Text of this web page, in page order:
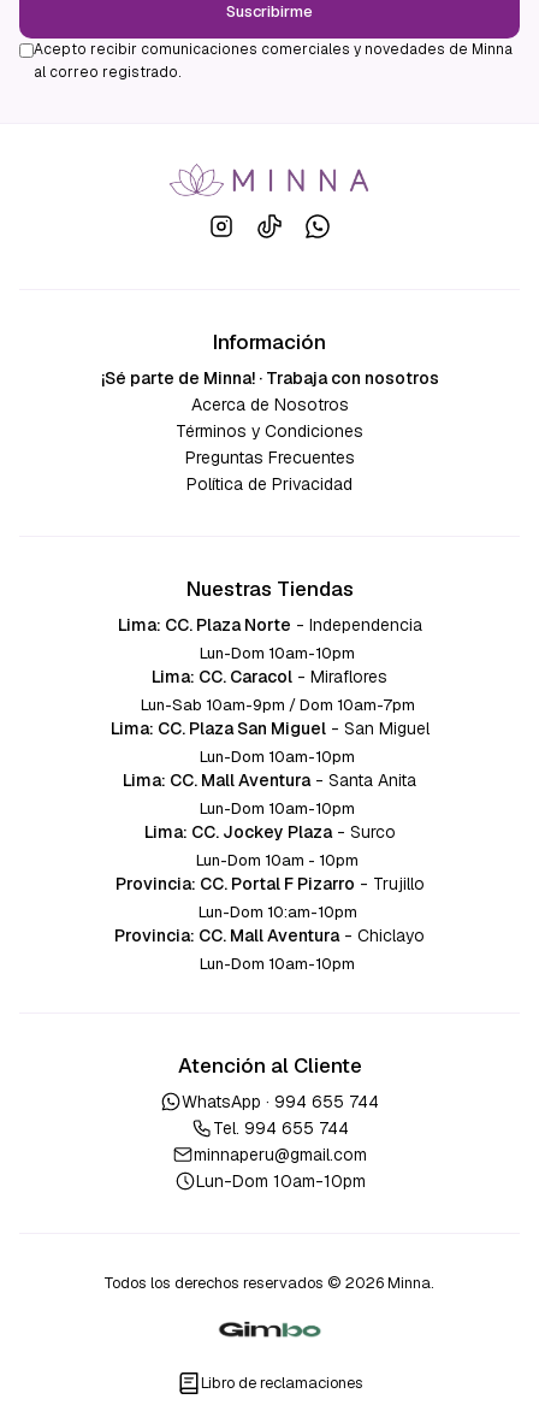
Suscribirme
Acepto recibir comunicaciones comerciales y novedades de Minna
al correo registrado.
Información
¡Sé parte de Minna! · Trabaja con nosotros
Acerca de Nosotros
Términos y Condiciones
Preguntas Frecuentes
Política de Privacidad
Nuestras Tiendas
Lima: CC. Plaza Norte - Independencia
Lun-Dom 10am-10pm
Lima: CC. Caracol - Miraflores
Lun-Sab 10am-9pm / Dom 10am-7pm
Lima: CC. Plaza San Miguel - San Miguel
Lun-Dom 10am-10pm
Lima: CC. Mall Aventura - Santa Anita
Lun-Dom 10am-10pm
Lima: CC. Jockey Plaza - Surco
Lun-Dom 10am - 10pm
Provincia: CC. Portal F Pizarro - Trujillo
Lun-Dom 10:am-10pm
Provincia: CC. Mall Aventura - Chiclayo
Lun-Dom 10am-10pm
Atención al Cliente
WhatsApp · 994 655 744
Tel. 994 655 744
minnaperu@gmail.com
Lun-Dom 10am-10pm
Todos los derechos reservados © 2026 Minna.
Libro de reclamaciones